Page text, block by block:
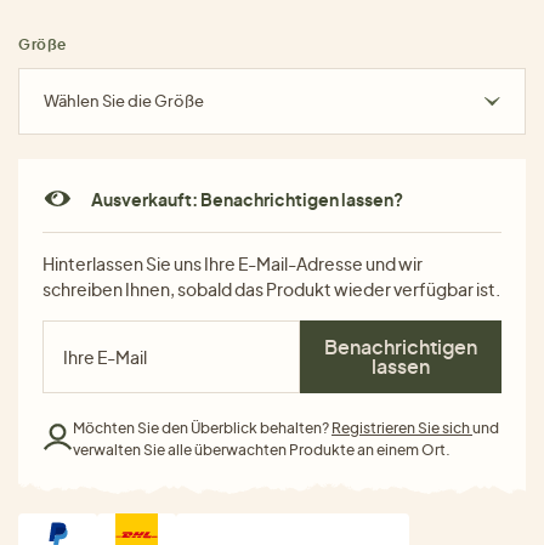
Größe
Wählen Sie die Größe
Ausverkauft: Benachrichtigen lassen?
Hinterlassen Sie uns Ihre E-Mail-Adresse und wir
schreiben Ihnen, sobald das Produkt wieder verfügbar ist.
Benachrichtigen
lassen
Möchten Sie den Überblick behalten? Registrieren Sie sichund
verwalten Sie alle überwachten Produkte an einem Ort.